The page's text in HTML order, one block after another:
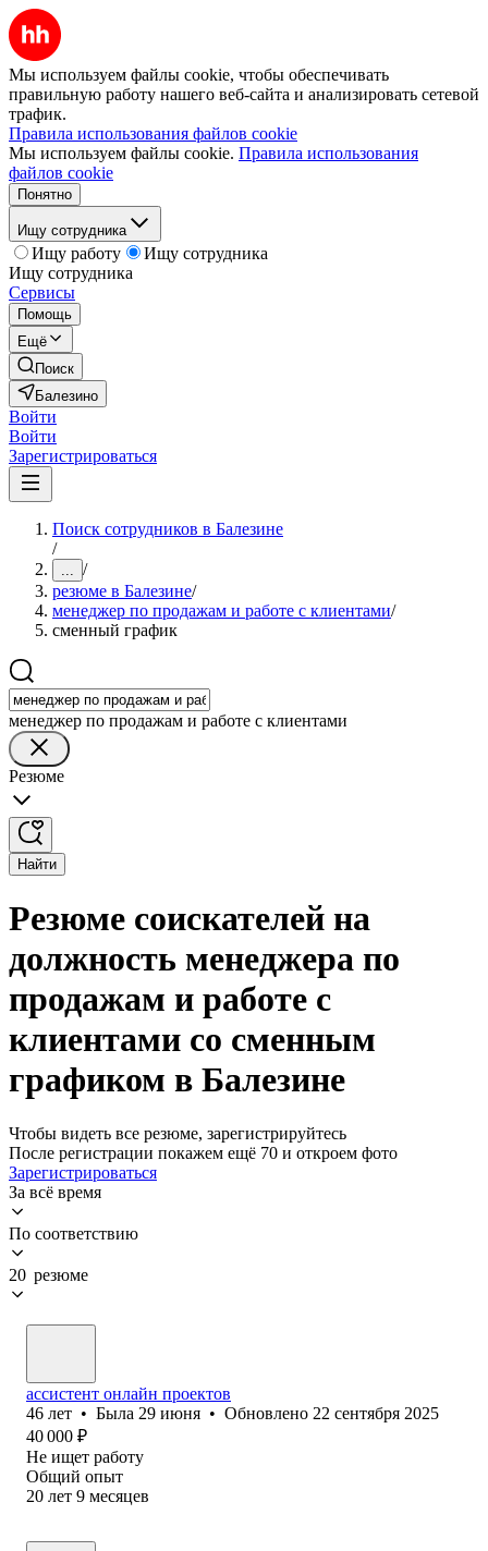
Мы используем файлы cookie, чтобы обеспечивать
правильную работу нашего веб-сайта и анализировать сетевой
трафик.
Правила использования файлов cookie
Мы используем файлы cookie. Правила использования
файлов cookie
Понятно
Ищу сотрудника
Ищу работу
Ищу сотрудника
Ищу сотрудника
Сервисы
Помощь
Ещё
Поиск
Балезино
Войти
Войти
Зарегистрироваться
Поиск сотрудников в Балезине
/
... /
резюме в Балезине/
менеджер по продажам и работе с клиентами/
сменный график
менеджер по продажам и работе с клиентами
Резюме
Найти
Резюме соискателей на
должность менеджера по
продажам и работе с
клиентами со сменным
графиком в Балезине
Чтобы видеть все резюме, зарегистрируйтесь
После регистрации покажем ещё 70 и откроем фото
Зарегистрироваться
За всё время
По соответствию
20 резюме
ассистент онлайн проектов
46 лет • Была 29 июня • Обновлено 22 сентября 2025
40 000 ₽
Не ищет работу
Общий опыт
20 лет 9 месяцев